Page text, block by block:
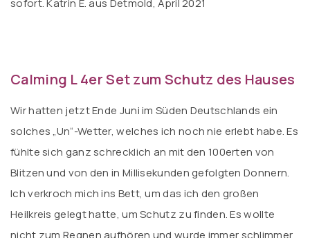
sofort. Katrin E. aus Detmold, April 2021
Calming L 4er Set zum Schutz des Hauses
Wir hatten jetzt Ende Juni im Süden Deutschlands ein
solches „Un“-Wetter, welches ich noch nie erlebt habe. Es
fühlte sich ganz schrecklich an mit den 100erten von
Blitzen und von den in Millisekunden gefolgten Donnern.
Ich verkroch mich ins Bett, um das ich den großen
Heilkreis gelegt hatte, um Schutz zu finden. Es wollte
nicht zum Regnen aufhören und wurde immer schlimmer